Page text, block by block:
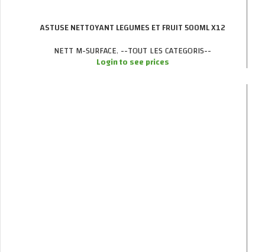
ASTUSE NETTOYANT LEGUMES ET FRUIT 500ML X12
NETT M-SURFACE, --TOUT LES CATEGORIS--
Login to see prices